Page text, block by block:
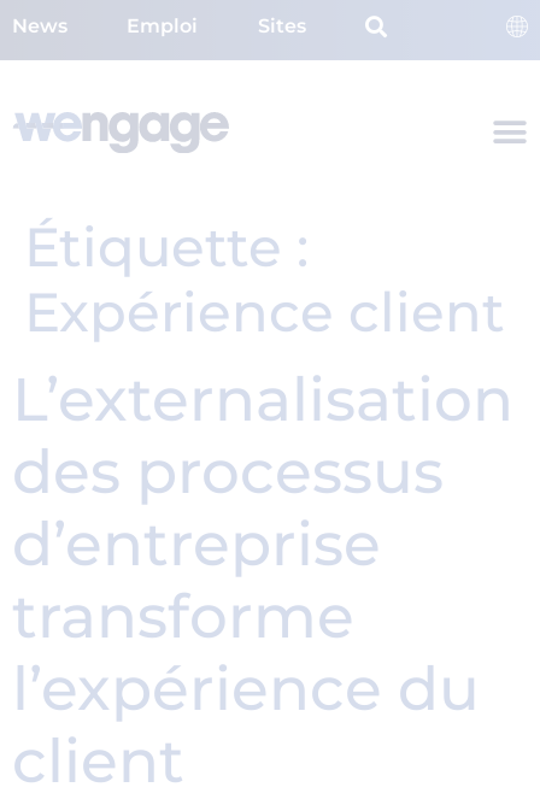
News Emploi Sites
Étiquette :
Expérience client
L’externalisation
des processus
d’entreprise
transforme
l’expérience du
client